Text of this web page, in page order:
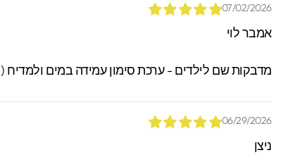
07/02/2026
אמבר לוי
מדבקות שם לילדים - ערכת סימון עמידה במים ולמדיח (52\62 מדבקות)
06/29/2026
ניצן